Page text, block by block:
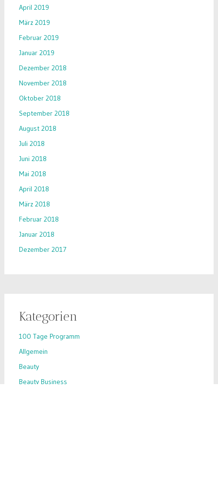
April 2019
März 2019
Februar 2019
Januar 2019
Dezember 2018
November 2018
Oktober 2018
September 2018
August 2018
Juli 2018
Juni 2018
Mai 2018
April 2018
März 2018
Februar 2018
Januar 2018
Dezember 2017
Kategorien
100 Tage Programm
Allgemein
Beauty
Beauty Business